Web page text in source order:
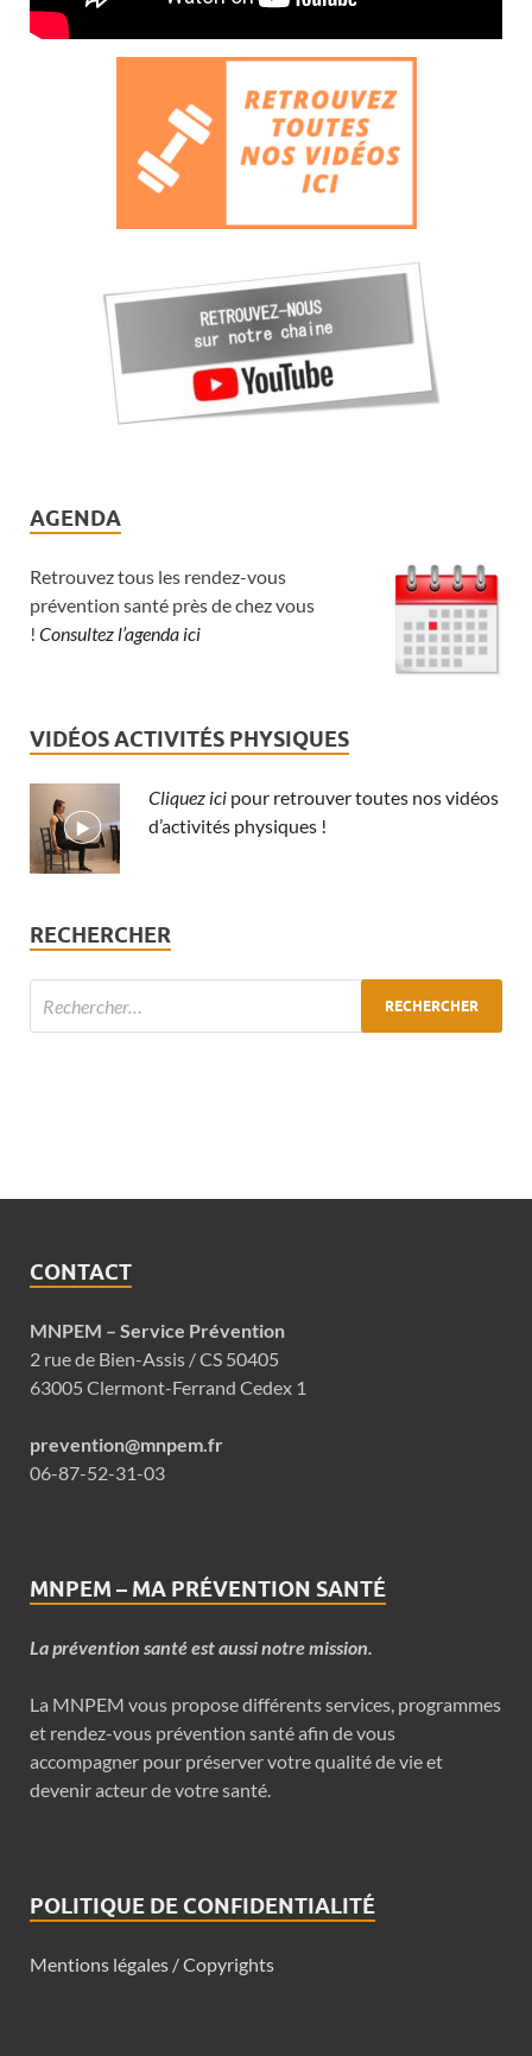
AGENDA
Retrouvez tous les rendez-vous
prévention santé près de chez vous
! Consultez l’agenda ici
VIDÉOS ACTIVITÉS PHYSIQUES
Cliquez ici pour retrouver toutes nos vidéos
d’activités physiques !
RECHERCHER
CONTACT
MNPEM – Service Prévention
2 rue de Bien-Assis / CS 50405
63005 Clermont-Ferrand Cedex 1
prevention@mnpem.fr
06-87-52-31-03
MNPEM – MA PRÉVENTION SANTÉ
La prévention santé est aussi notre mission.
La MNPEM vous propose différents services, programmes
et rendez-vous prévention santé afin de vous
accompagner pour préserver votre qualité de vie et
devenir acteur de votre santé.
POLITIQUE DE CONFIDENTIALITÉ
Mentions légales / Copyrights